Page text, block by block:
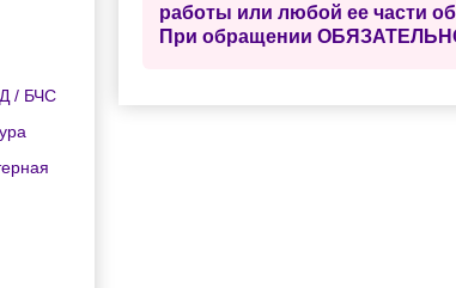
/ БЧС
работы или любой ее части
При обращении